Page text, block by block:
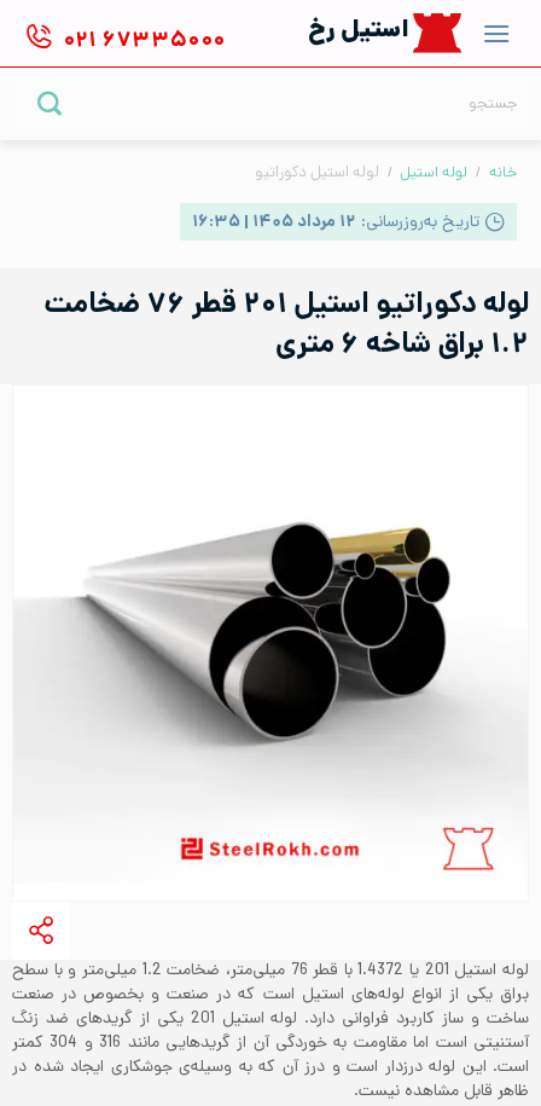
content
استیل رخ ۰۲۱ ۶۷۳۳۵۰۰۰
خانه / لوله استیل / لوله استیل دکوراتیو
تاریخ به‌روزرسانی: ۱۲ مرداد ۱۴۰۵ | ۱۶:۳۵
لوله دکوراتیو استیل ۲۰۱ قطر ۷۶ ضخامت
۱.۲ براق شاخه ۶ متری
لوله استیل 201 یا 1.4372 با قطر 76 میلی‌متر، ضخامت 1.2 میلی‌متر و با سطح
براق یکی از انواع لوله‌های استیل است که در صنعت و بخصوص در صنعت
ساخت و ساز کاربرد فراوانی دارد. لوله استیل 201 یکی از گریدهای ضد زنگ
آستنیتی است اما مقاومت به خوردگی آن از گریدهایی مانند 316 و 304 کمتر
است. این لوله درزدار است و درز آن که به وسیله‌ی جوشکاری ایجاد شده در
ظاهر قابل مشاهده نیست.